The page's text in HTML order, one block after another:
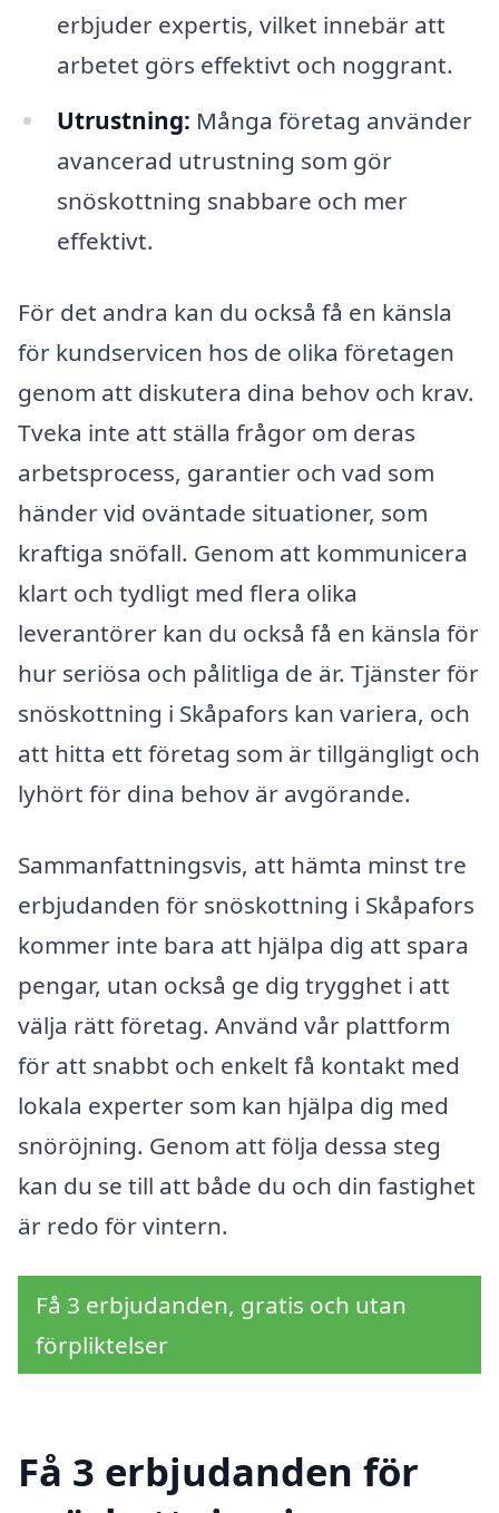
erbjuder expertis, vilket innebär att
arbetet görs effektivt och noggrant.
Utrustning: Många företag använder
avancerad utrustning som gör
snöskottning snabbare och mer
effektivt.
För det andra kan du också få en känsla
för kundservicen hos de olika företagen
genom att diskutera dina behov och krav.
Tveka inte att ställa frågor om deras
arbetsprocess, garantier och vad som
händer vid oväntade situationer, som
kraftiga snöfall. Genom att kommunicera
klart och tydligt med flera olika
leverantörer kan du också få en känsla för
hur seriösa och pålitliga de är. Tjänster för
snöskottning i Skåpafors kan variera, och
att hitta ett företag som är tillgängligt och
lyhört för dina behov är avgörande.
Sammanfattningsvis, att hämta minst tre
erbjudanden för snöskottning i Skåpafors
kommer inte bara att hjälpa dig att spara
pengar, utan också ge dig trygghet i att
välja rätt företag. Använd vår plattform
för att snabbt och enkelt få kontakt med
lokala experter som kan hjälpa dig med
snöröjning. Genom att följa dessa steg
kan du se till att både du och din fastighet
är redo för vintern.
Få 3 erbjudanden, gratis och utan
förpliktelser
Få 3 erbjudanden för